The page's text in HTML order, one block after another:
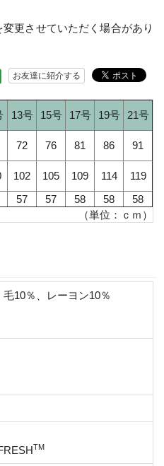
更させていただく場合があり
お友達に紹介する
13号 15号 17号 19号
21号
72 76 81 86
91
102 105 109 114
119
57 57 58 58
58
（単位：ｃｍ）
10％、レーヨン10％
TM